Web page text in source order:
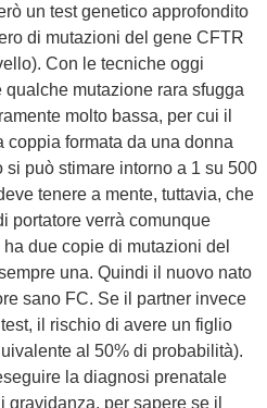
un test genetico approfondito
di mutazioni del gene CFTR
Con le tecniche oggi
mutazione rara sfugga
molto bassa, per cui il
formata da una donna
si può stimare intorno a 1 su 500
tenere a mente, tuttavia, che
portatore verrà comunque
due copie di mutazioni del
una. Quindi il nuovo nato
sano FC. Se il partner invece
il rischio di avere un figlio
al 50% di probabilità).
la diagnosi prenatale
per sapere se il